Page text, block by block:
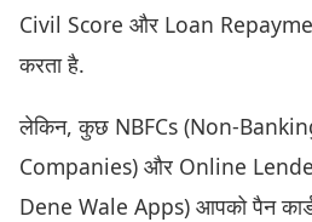
Civil Score और Loan
करता है.
लेकिन, कुछ NBFCs (Non-
Companies) और Online
Dene Wale Apps) आपको पैन